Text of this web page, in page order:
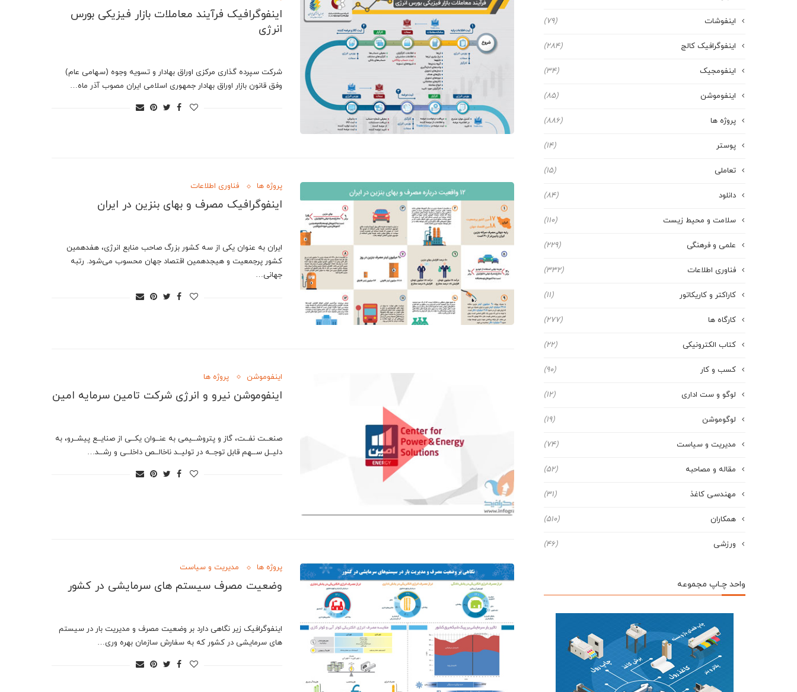
اینفوگرافیک فرآیند معاملات بازار فیزیکی بورس
انرژی
شرکت سپرده گذاری مرکزی اوراق بهادار و تسویه وجوه (سهامی عام)
وفق قانون بازار اوراق بهادار جمهوری اسلامی ایران مصوب آذر ماه…
پروژه ها فناوری اطلاعات
اینفوگرافیک مصرف و بهای بنزین در ایران
ایران به عنوان یکی از سه کشور بزرگ صاحب منابع انرژی، هفدهمین
کشور پرجمعیت و هیجدهمین اقتصاد جهان محسوب می‌شود. رتبه
جهانی…
اینفوموشن پروژه ها
اینفوموشن نیرو و انرژی شرکت تامین سرمایه امین
صنعــت نفــت، گاز و پتروشــیمی به عنــوان یکــی از صنایــع پیشــرو، به
دلیــل ســهم قابل توجــه در تولیــد ناخالــص داخلــی و رشــد…
پروژه ها مدیریت و سیاست
وضعیت مصرف سیستم های سرمایشی در کشور
اینفوگرافیک زیر نگاهی دارد بر وضعیت مصرف و مدیریت بار در سیستم
های سرمایشی در کشور که به سفارش سازمان بهره وری…
اینفوشات (79)
اینفوگرافیک کالج (284)
اینفومجیک (34)
اینفوموشن (85)
پروژه ها (886)
پوستر (14)
تعاملی (15)
دانلود (84)
سلامت و محیط زیست (110)
علمی و فرهنگی (229)
فناوری اطلاعات (332)
کاراکتر و کاریکاتور (11)
کارگاه ها (277)
کتاب الکترونیکی (22)
کسب و کار (90)
لوگو و ست اداری (12)
لوگوموشن (19)
مدیریت و سیاست (74)
مقاله و مصاحبه (52)
مهندسی کاغذ (31)
همکاران (510)
ورزشی (46)
واحد چـاپ مجموعه